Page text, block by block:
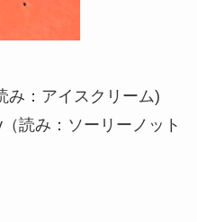
み：アイスクリーム)
読み：ソーリーノット